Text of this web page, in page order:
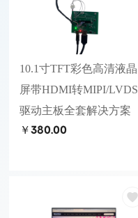
10.1寸TFT彩色高清液晶
屏带HDMI转MIPI/LVDS
驱动主板全套解决方案
￥380.00